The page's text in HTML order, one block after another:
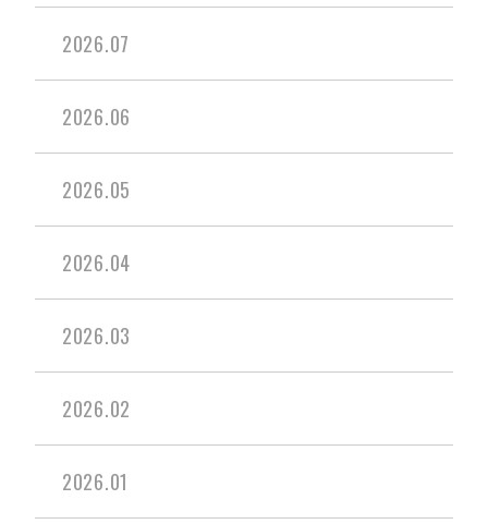
2026.07
2026.06
2026.05
2026.04
2026.03
2026.02
2026.01